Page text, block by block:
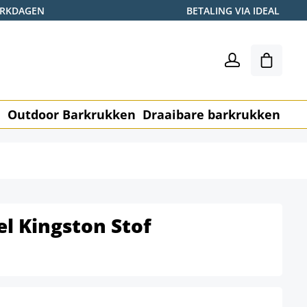
BETALING VIA IDEAL
Outdoor Barkrukken Draaibare barkrukken
Kingston Stof